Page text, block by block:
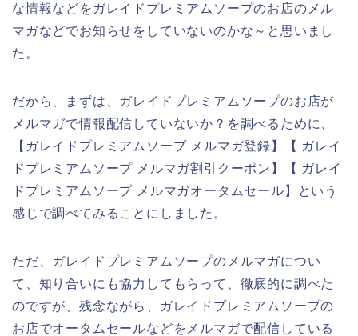
な情報などをガレイドプレミアムソープのお店のメル
マガなどでお知らせをしていないのかな～と思いまし
た。
だから、まずは、ガレイドプレミアムソープのお店が
メルマガで情報配信していないか？を調べるために、
【ガレイドプレミアムソープ メルマガ登録】【 ガレイ
ドプレミアムソープ メルマガ割引クーポン】【 ガレイ
ドプレミアムソープ メルマガオータムセール】という
感じで調べてみることにしました。
ただ、ガレイドプレミアムソープのメルマガについ
て、知り合いにも協力してもらって、徹底的に調べた
のですが、残念ながら、ガレイドプレミアムソープの
お店でオータムセールなどをメルマガで配信している